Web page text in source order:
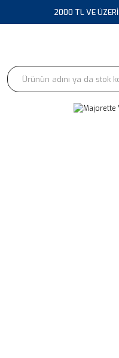
2000 TL VE